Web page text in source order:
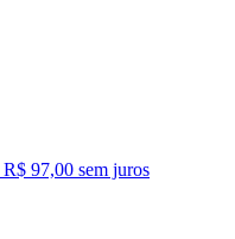
R$ 97,00 sem juros